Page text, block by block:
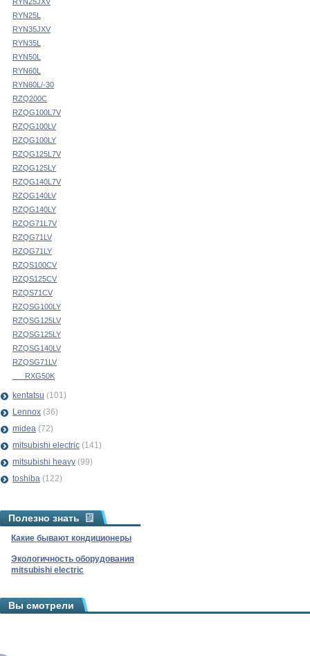
RYN25L
RYN35JXV
RYN35L
RYN50L
RYN60L
RYN60L/-30
RZQ200C
RZQG100L7V
RZQG100LV
RZQG100LY
RZQG125L7V
RZQG125LY
RZQG140L7V
RZQG140LV
RZQG140LY
RZQG71L7V
RZQG71LV
RZQG71LY
RZQS100CV
RZQS125CV
RZQS71CV
RZQSG100LY
RZQSG125LV
RZQSG125LY
RZQSG140LV
RZQSG71LV
___RXG50K
kentatsu (101)
Lennox (36)
midea (72)
mitsubishi electric (141)
mitsubishi heavy (99)
toshiba (122)
Полезно знать
Какие бывают кондиционеры
Экологичность оборудования
mitsubishi electric
Вы смотрели